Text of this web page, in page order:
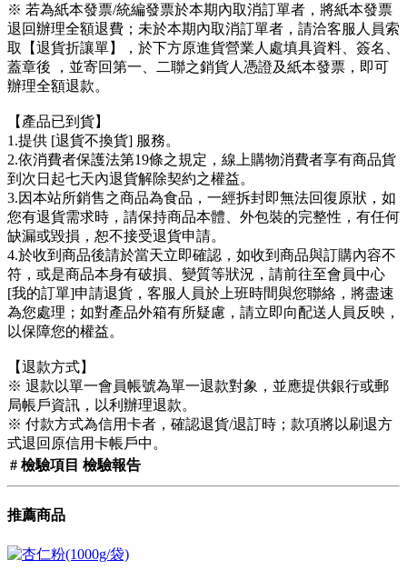
※ 若為紙本發票/統編發票於本期內取消訂單者，將紙本發票
退回辦理全額退費；未於本期內取消訂單者，請洽客服人員索
取【退貨折讓單】，於下方原進貨營業人處填具資料、簽名、
蓋章後 ，並寄回第一、二聯之銷貨人憑證及紙本發票，即可
辦理全額退款。
【產品已到貨】
1.提供 [退貨不換貨] 服務。
2.依消費者保護法第19條之規定，線上購物消費者享有商品貨
到次日起七天內退貨解除契約之權益。
3.因本站所銷售之商品為食品，一經拆封即無法回復原狀，如
您有退貨需求時，請保持商品本體、外包裝的完整性，有任何
缺漏或毀損，恕不接受退貨申請。
4.於收到商品後請於當天立即確認，如收到商品與訂購內容不
符，或是商品本身有破損、變質等狀況，請前往至會員中心
[我的訂單]申請退貨，客服人員於上班時間與您聯絡，將盡速
為您處理；如對產品外箱有所疑慮，請立即向配送人員反映，
以保障您的權益。
【退款方式】
※ 退款以單一會員帳號為單一退款對象，並應提供銀行或郵
局帳戶資訊，以利辦理退款。
※ 付款方式為信用卡者，確認退貨/退訂時；款項將以刷退方
式退回原信用卡帳戶中。
# 檢驗項目 檢驗報告
推薦商品